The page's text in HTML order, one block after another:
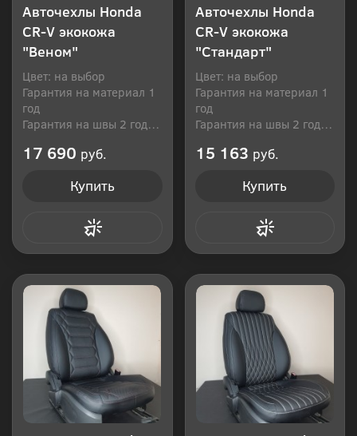
Авточехлы Honda
CR-V экокожа
"Веном"
Цвет: на выбор
Гарантия на материал 1
год
Гарантия на швы 2 года
17 690 руб.
Купить
Авточехлы Honda
CR-V экокожа
"Стандарт"
Цвет: на выбор
Гарантия на материал 1
год
Гарантия на швы 2 года
15 163 руб.
Купить